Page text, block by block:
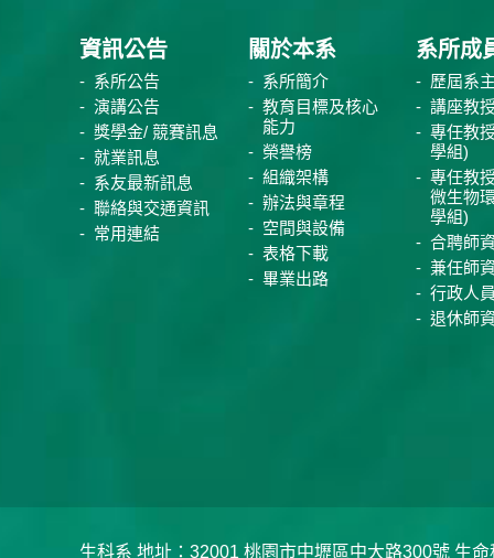
資訊公告
系所公告
演講公告
獎學金/ 競賽訊息
就業訊息
系友最新訊息
聯絡與交通資訊
常用連結
關於本系
系所簡介
教育目標及核心
能力
榮譽榜
組織架構
辦法與章程
空間與設備
表格下載
畢業出路
系所成
歷屆系
講座教
專任教
學組)
專任教
微生物
學組)
合聘師
兼任師
行政人
退休師
生科系 地址：32001 桃園市中壢區中大路300號 生